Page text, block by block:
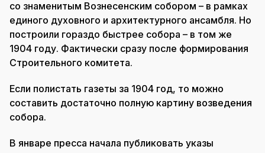
со знаменитым Вознесенским собором – в рамках
единого духовного и архитектурного ансамбля. Но
построили гораздо быстрее собора – в том же
1904 году. Фактически сразу после формирования
Строительного комитета.
Если полистать газеты за 1904 год, то можно
составить достаточно полную картину возведения
собора.
В январе пресса начала публиковать указы